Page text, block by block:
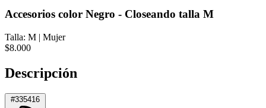
Accesorios color Negro - Closeando talla M
Talla: M | Mujer
$8.000
Descripción
#335416